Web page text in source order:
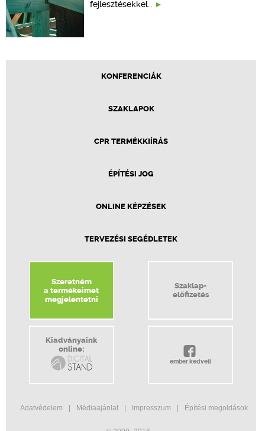
fejlesztésekkel…
KONFERENCIÁK
SZAKLAPOK
CPR TERMÉKKIÍRÁS
ÉPÍTÉSI JOG
ONLINE KÉPZÉSEK
TERVEZÉSI SEGÉDLETEK
Szeretném
a termékeimet
megjelentetni
Szaklap-
előfizetés
Kiadványaink
online:
ember kedveli
Adatvédelem Médiaajánlat Impresszum Építési megoldások